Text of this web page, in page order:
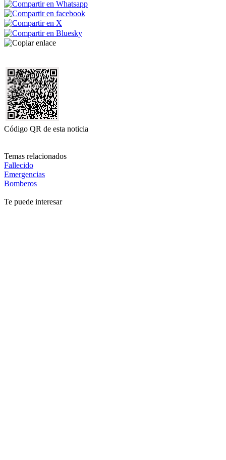
Código QR de esta noticia
Temas relacionados
Fallecido
Emergencias
Bomberos
Te puede interesar